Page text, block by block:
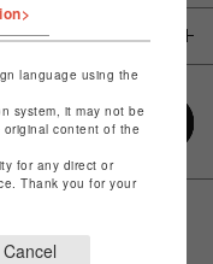
language using the
system, it may not be
content of the
for any direct or
Thank you for your
Cancel